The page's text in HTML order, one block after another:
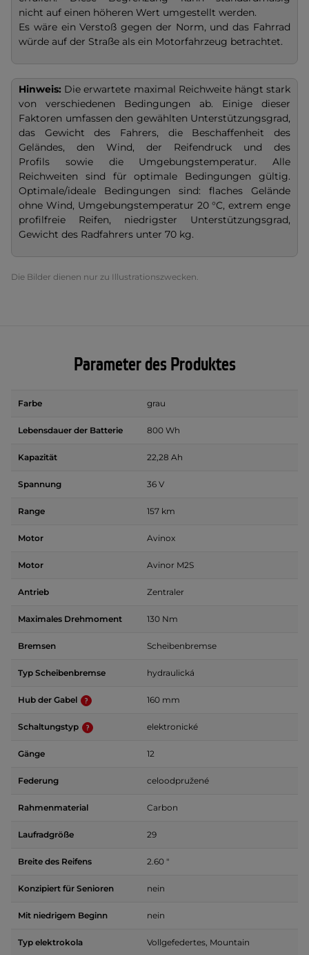
nicht auf einen höheren Wert umgestellt werden.
Es wäre ein Verstoß gegen der Norm, und das Fahrrad
würde auf der Straße als ein Motorfahrzeug betrachtet.
Hinweis: Die erwartete maximal Reichweite hängt stark
von verschiedenen Bedingungen ab. Einige dieser
Faktoren umfassen den gewählten Unterstützungsgrad,
das Gewicht des Fahrers, die Beschaffenheit des
Geländes, den Wind, der Reifendruck und des
Profils sowie die Umgebungstemperatur. Alle
Reichweiten sind für optimale Bedingungen gültig.
Optimale/ideale Bedingungen sind: flaches Gelände
ohne Wind, Umgebungstemperatur 20 °C, extrem enge
profilfreie Reifen, niedrigster Unterstützungsgrad,
Gewicht des Radfahrers unter 70 kg.
Die Bilder dienen nur zu Illustrationszwecken.
Parameter des Produktes
Farbe grau
Lebensdauer der Batterie 800 Wh
Kapazität 22,28 Ah
Spannung 36 V
Range 157 km
Motor Avinox
Motor Avinor M2S
Antrieb Zentraler
Maximales Drehmoment 130 Nm
Bremsen Scheibenbremse
Typ Scheibenbremse hydraulická
Hub der Gabel 160 mm
Schaltungstyp elektronické
Gänge 12
Federung celoodpružené
Rahmenmaterial Carbon
Laufradgröße 29
Breite des Reifens 2.60 "
Konzipiert für Senioren nein
Mit niedrigem Beginn nein
Typ elektrokola Vollgefedertes, Mountain